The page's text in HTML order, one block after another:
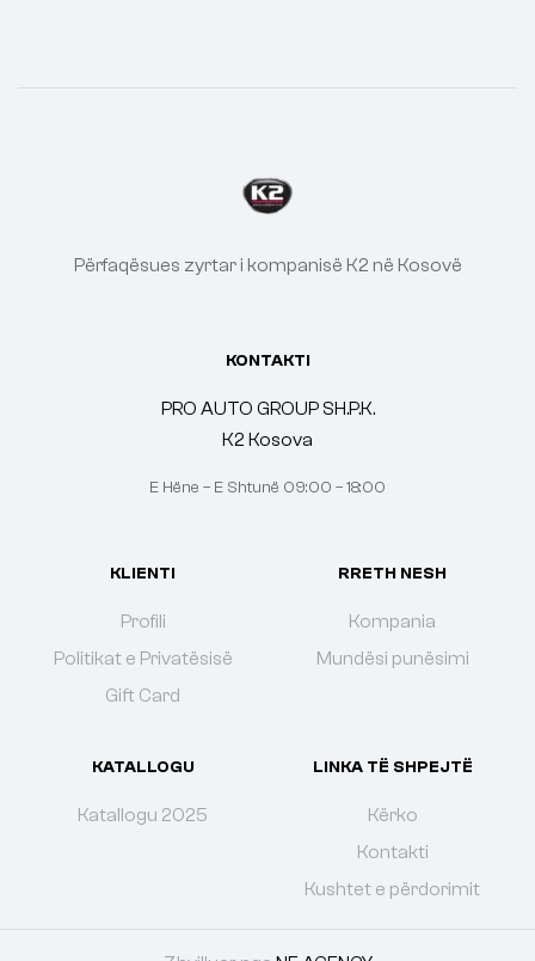
KONTAKTI
PRO AUTO GROUP SH.P.K.
K2 Kosova
E Hëne – E Shtunë 09:00 – 18:00
KLIENTI
Profili
Politikat e Privatësisë
Gift Card
RRETH NESH
Kompania
Mundësi punësimi
KATALLOGU
Katallogu 2025
LINKA TË SHPEJTË
Kërko
Kontakti
Kushtet e përdorimit
Përfaqësues zyrtar i kompanisë K2 në Kosovë